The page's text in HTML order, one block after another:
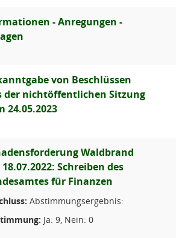
- Anregungen -
von Beschlüssen
der nichtöffentlichen Sitzung
24.05.2023
Waldbrand
Schreiben des
für Finanzen
Abstimmungsergebnis:
Ja: 9, Nein: 0